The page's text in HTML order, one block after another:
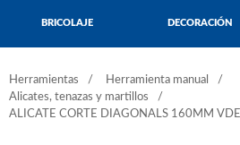
BRICOLAJE DECORACIÓN
Herramientas
Herramienta manual
Alicates, tenazas y martillos
ALICATE CORTE DIAGONALS 160MM VDE